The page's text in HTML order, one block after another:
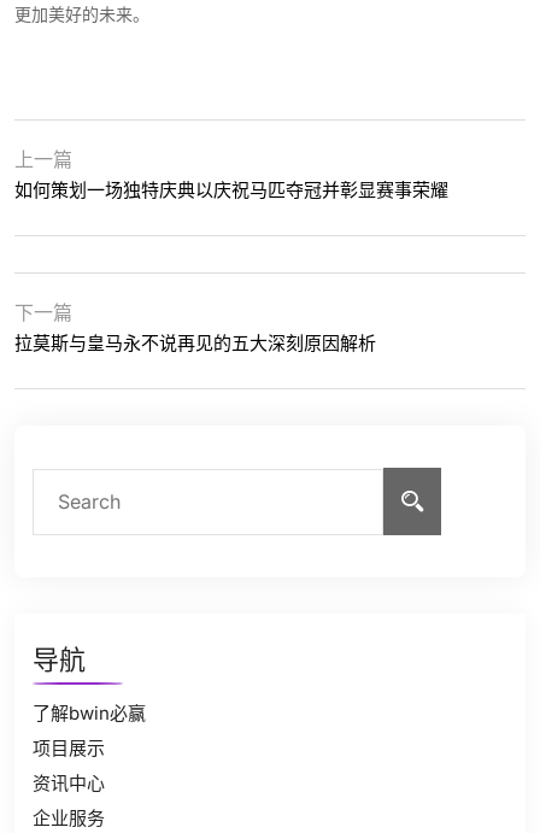
更加美好的未来。
上一篇
如何策划一场独特庆典以庆祝马匹夺冠并彰显赛事荣耀
下一篇
拉莫斯与皇马永不说再见的五大深刻原因解析
导航
了解bwin必赢
项目展示
资讯中心
企业服务